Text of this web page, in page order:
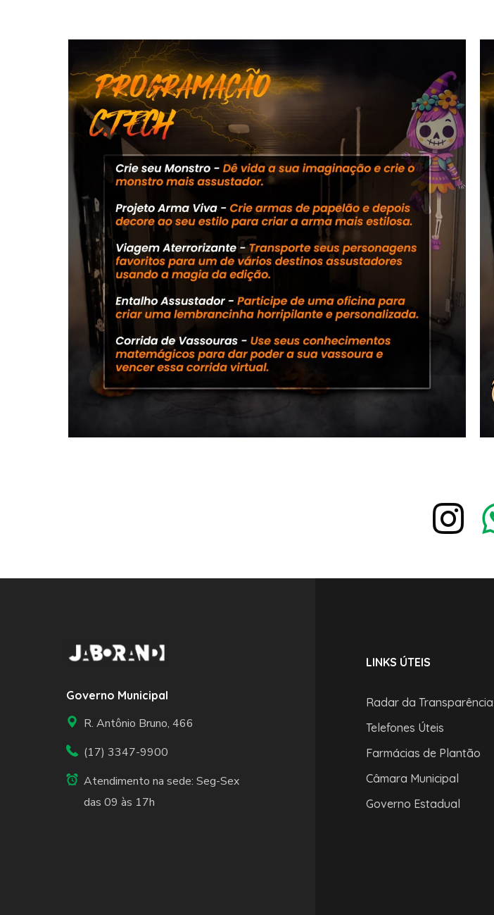
Governo Municipal
R. Antônio Bruno, 466
(17) 3347-9900
Atendimento na sede: Seg-Sex
das 09 às 17h
LINKS ÚTEIS
Radar da Transparência
Telefones Úteis
Farmácias de Plantão
Câmara Municipal
Governo Estadual